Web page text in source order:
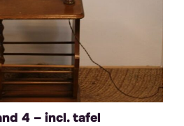
4 – incl. tafel